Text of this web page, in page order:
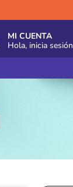
MI CUENTA
Hola, inicia sesión